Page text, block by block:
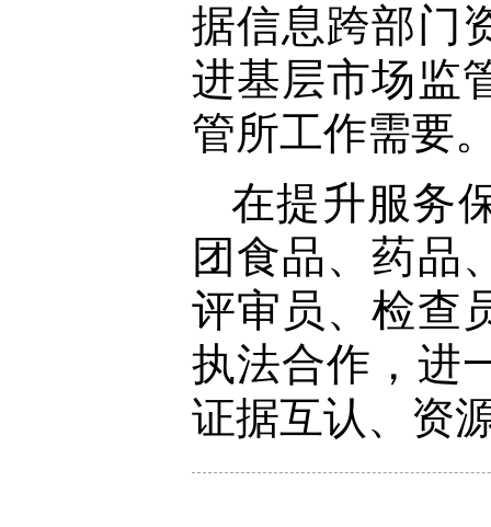
据信息跨部门
进基层市场监
管所工作需要
在提升服务
团食品、药品
评审员、检查
执法合作，进
证据互认、资